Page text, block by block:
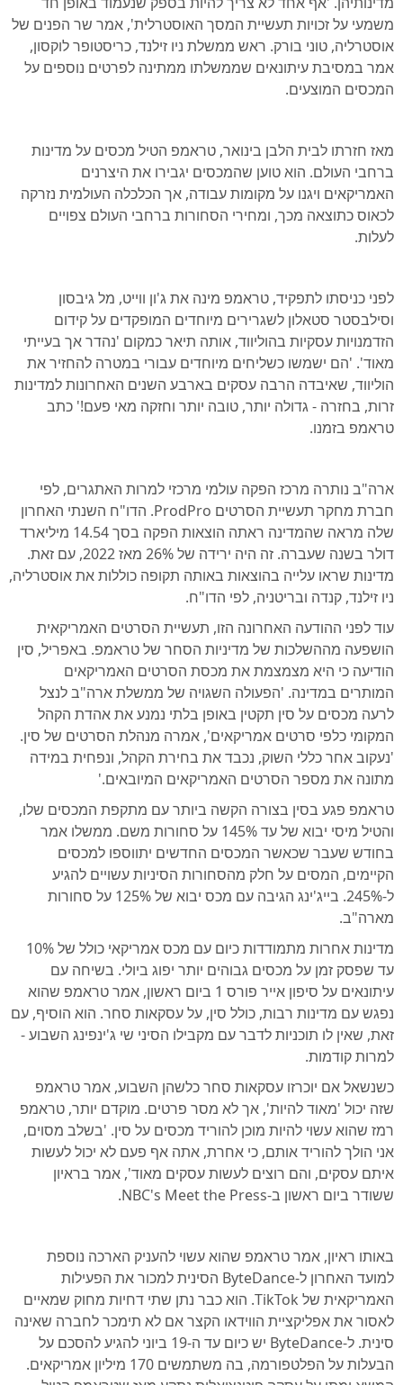
משמעי על זכויות תעשיית המסך האוסטרלית', אמר שר הפנים של
אוסטרליה, טוני בורק. ראש ממשלת ניו זילנד, כריסטופר לוקסון,
אמר במסיבת עיתונאים שממשלתו ממתינה לפרטים נוספים על
המכסים המוצעים.
מאז חזרתו לבית הלבן בינואר, טראמפ הטיל מכסים על מדינות
ברחבי העולם. הוא טוען שהמכסים יגבירו את היצרנים
האמריקאים ויגנו על מקומות עבודה, אך הכלכלה העולמית נזרקה
לכאוס כתוצאה מכך, ומחירי הסחורות ברחבי העולם צפויים
לעלות.
לפני כניסתו לתפקיד, טראמפ מינה את ג'ון ווייט, מל גיבסון
וסילבסטר סטאלון לשגרירים מיוחדים המופקדים על קידום
הזדמנויות עסקיות בהוליווד, אותה תיאר כמקום 'נהדר אך בעייתי
מאוד'. 'הם ישמשו כשליחים מיוחדים עבורי במטרה להחזיר את
הוליווד, שאיבדה הרבה עסקים בארבע השנים האחרונות למדינות
זרות, בחזרה - גדולה יותר, טובה יותר וחזקה מאי פעם!' כתב
טראמפ בזמנו.
ארה"ב נותרה מרכז הפקה עולמי מרכזי למרות האתגרים, לפי
חברת מחקר תעשיית הסרטים ProdPro. הדו"ח השנתי האחרון
שלה מראה שהמדינה ראתה הוצאות הפקה בסך 14.54 מיליארד
דולר בשנה שעברה. זה היה ירידה של 26% מאז 2022, עם זאת.
מדינות שראו עלייה בהוצאות באותה תקופה כוללות את אוסטרליה,
ניו זילנד, קנדה ובריטניה, לפי הדו"ח.
עוד לפני ההודעה האחרונה הזו, תעשיית הסרטים האמריקאית
הושפעה מההשלכות של מדיניות הסחר של טראמפ. באפריל, סין
הודיעה כי היא מצמצמת את מכסת הסרטים האמריקאים
המותרים במדינה. 'הפעולה השגויה של ממשלת ארה"ב לנצל
לרעה מכסים על סין תקטין באופן בלתי נמנע את אהדת הקהל
המקומי כלפי סרטים אמריקאים', אמרה מנהלת הסרטים של סין.
'נעקוב אחר כללי השוק, נכבד את בחירת הקהל, ונפחית במידה
מתונה את מספר הסרטים האמריקאים המיובאים.'
טראמפ פגע בסין בצורה הקשה ביותר עם מתקפת המכסים שלו,
והטיל מיסי יבוא של עד 145% על סחורות משם. ממשלו אמר
בחודש שעבר שכאשר המכסים החדשים יתווספו למכסים
הקיימים, המסים על חלק מהסחורות הסיניות עשויים להגיע
ל-245%. בייג'ינג הגיבה עם מכס יבוא של 125% על סחורות
מארה"ב.
מדינות אחרות מתמודדות כיום עם מכס אמריקאי כולל של 10%
עד שפסק זמן על מכסים גבוהים יותר יפוג ביולי. בשיחה עם
עיתונאים על סיפון אייר פורס 1 ביום ראשון, אמר טראמפ שהוא
נפגש עם מדינות רבות, כולל סין, על עסקאות סחר. הוא הוסיף, עם
זאת, שאין לו תוכניות לדבר עם מקבילו הסיני שי ג'ינפינג השבוע -
למרות קודמות.
כשנשאל אם יוכרזו עסקאות סחר כלשהן השבוע, אמר טראמפ
שזה יכול 'מאוד להיות', אך לא מסר פרטים. מוקדם יותר, טראמפ
רמז שהוא עשוי להיות מוכן להוריד מכסים על סין. 'בשלב מסוים,
אני הולך להוריד אותם, כי אחרת, אתה אף פעם לא יכול לעשות
איתם עסקים, והם רוצים לעשות עסקים מאוד', אמר בראיון
ששודר ביום ראשון ב-NBC's Meet the Press.
באותו ראיון, אמר טראמפ שהוא עשוי להעניק הארכה נוספת
למועד האחרון ל-ByteDance הסינית למכור את הפעילות
האמריקאית של TikTok. הוא כבר נתן שתי דחיות מחוק שמאיים
לאסור את אפליקציית הווידאו הקצר אם לא תימכר לחברה שאינה
סינית. ל-ByteDance יש כיום עד ה-19 ביוני להגיע להסכם על
הבעלות על הפלטפורמה, בה משתמשים 170 מיליון אמריקאים.